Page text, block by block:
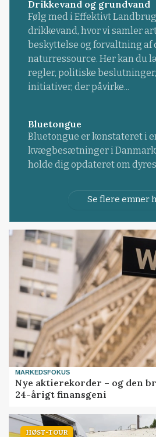
Drikkevand og grundvand
Følg med i Effektivt
drikkevand, hvor vi samler
beskyttelse og forvaltning af
naturressource. Her kan du
regler, politiske
initiativer, der påvirke...
Bluetongue
Bluetongue er konstateret i
kvægbesætninger i
holde dig opdateret om
Se flere emner
MARKEDSFOKUS
Nye aktierekorder – og den
24-årigt finansgeni
HØST-TOUR